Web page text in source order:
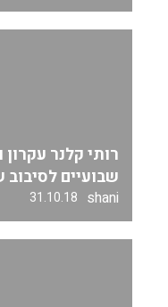
רותי קלנר עקרון
שבועיים לסיבוב
shani
31.10.18